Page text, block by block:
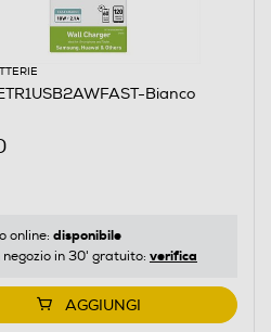
Bianco
online: disponibile
negozio in 30' gratuito: verifica
AGGIUNGI